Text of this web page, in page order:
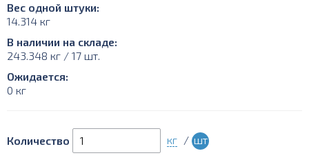
Вес одной штуки:
14.314 кг
В наличии на складе:
243.348 кг / 17 шт.
Ожидается:
0 кг
Количество кг / шт